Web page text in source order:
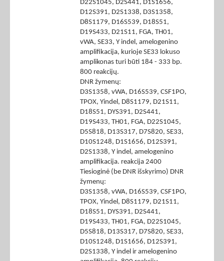
D22S1045, D2S441, D1S1656,
D12S391, D2S1338, D3S1358,
D8S1179, D16S539, D18S51,
D19S433, D21S11, FGA, TH01,
vWA, SE33, Y indel, amelogenino
amplifikacija, kurioje SE33 lokuso
amplikonas turi būti 184 - 333 bp.
800 reakcijų.
DNR žymenų:
D3S1358, vWA, D16S539, CSF1PO,
TPOX, Yindel, D8S1179, D21S11,
D18S51, DYS391, D2S441,
D19S433, TH01, FGA, D22S1045,
D5S818, D13S317, D7S820, SE33,
D10S1248, D1S1656, D12S391,
D2S1338, Y indel, amelogenino
amplifikacija. reakcija 2400
Tiesioginė (be DNR išskyrimo) DNR
žymenų:
D3S1358, vWA, D16S539, CSF1PO,
TPOX, Yindel, D8S1179, D21S11,
D18S51, DYS391, D2S441,
D19S433, TH01, FGA, D22S1045,
D5S818, D13S317, D7S820, SE33,
D10S1248, D1S1656, D12S391,
D2S1338, Y indel ir amelogenino